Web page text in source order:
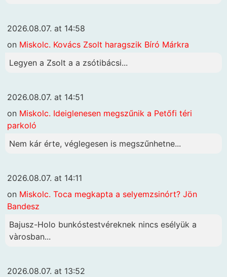
2026.08.07. at 14:58
on Miskolc. Kovács Zsolt haragszik Bíró Márkra
Legyen a Zsolt a a zsótibácsi...
2026.08.07. at 14:51
on Miskolc. Ideiglenesen megszűnik a Petőfi téri
parkoló
Nem kár érte, véglegesen is megszűnhetne...
2026.08.07. at 14:11
on Miskolc. Toca megkapta a selyemzsinórt? Jön
Bandesz
Bajusz-Holo bunkóstestvéreknek nincs esélyük a
vàrosban...
2026.08.07. at 13:52